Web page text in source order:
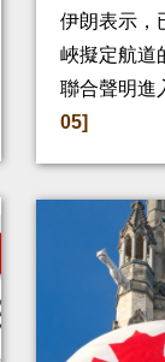
伊朗表示，
峽擬定航道
聯合聲明進
05]